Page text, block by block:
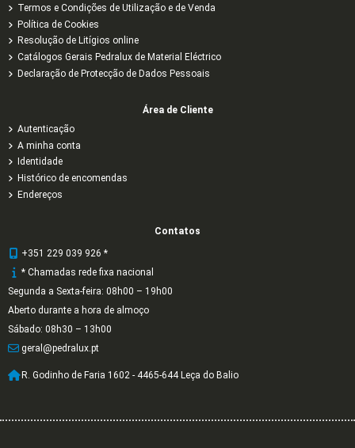
Termos e Condições de Utilização e de Venda
Política de Cookies
Resolução de Litígios online
Catálogos Gerais Pedralux de Material Eléctrico
Declaração de Protecção de Dados Pessoais
Área de Cliente
Autenticação
A minha conta
Identidade
Histórico de encomendas
Endereços
Contatos
+351 229 039 926 *
* Chamadas rede fixa nacional
Segunda a Sexta-feira: 08h00 – 19h00
Aberto durante a hora de almoço
Sábado: 08h30 – 13h00
geral@pedralux.pt
R. Godinho de Faria 1602 - 4465-644 Leça do Balio